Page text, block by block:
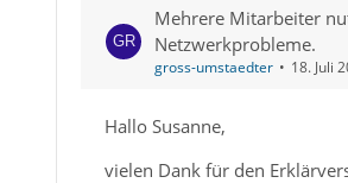
Mehrere Mitarbeiter
Netzwerkprobleme.
gross-umstaedter 18. Juli
Hallo Susanne,
vielen Dank für den